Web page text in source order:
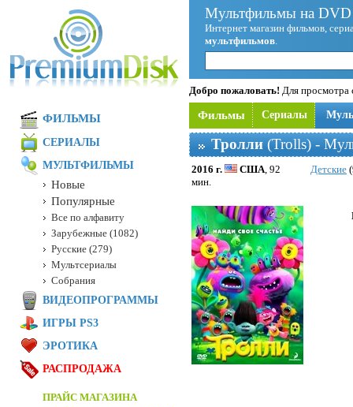
Мультфильмы на
Интернет магазин фильмов,
мультфильмов.
Добро пожаловать! Для просмотра
Фильмы Сериалы
Тролли (Trolls) -
2016 г. США, 92
мин.
Детские
ФИЛЬМЫ
СЕРИАЛЫ
МУЛЬТФИЛЬМЫ
Новые
Популярные
Все по алфавиту
Зарубежные (1082)
Русские (279)
Мультсериалы
Собрания
ВИДЕОПРОГРАММЫ
ИГРЫ PS3
ЭРОТИКА
РАСПРОДАЖА
ПРАЙС МАГАЗИНА